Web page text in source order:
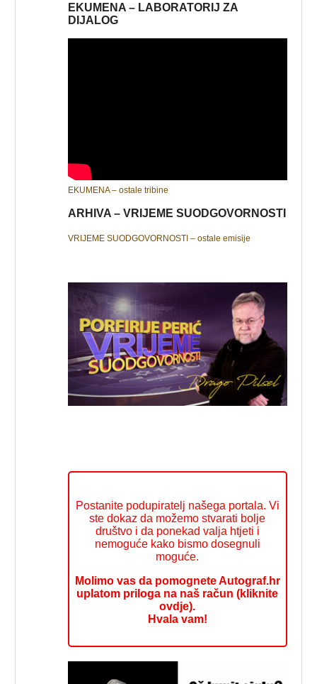
EKUMENA – LABORATORIJ ZA
DIJALOG
EKUMENA – ostale tribine
ARHIVA – VRIJEME SUODGOVORNOSTI
VRIJEME SUODGOVORNOSTI – ostale emisije
Postanite podupiratelj našega portala. Vi
ste dokaz da možemo stvarati bolje
društvo i da ponekad valja htjeti i
nemoguće kako bismo dosegnuli
moguće.
Molimo vas da pomognete Autograf.hr
uplatom priloga na naš račun (kliknite
ovdje).
Hvala vam!